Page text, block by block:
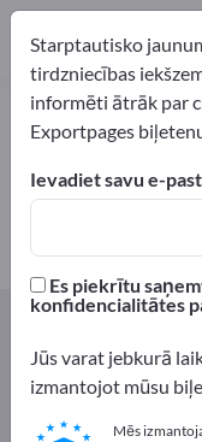
Desu
un
Exportpages
Starptautisko
tirdzniecības
informēti ātrāk par
Exportpages
Ievadiet savu e-
Es piekrītu
konfidencialitātes
Jūs varat jebkurā
izmantojot mūsu
Mēs